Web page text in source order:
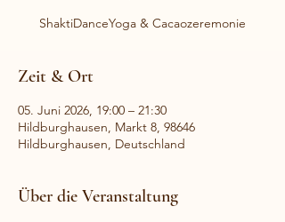
ShaktiDanceYoga & Cacaozeremonie
Zeit & Ort
05. Juni 2026, 19:00 – 21:30
Hildburghausen, Markt 8, 98646
Hildburghausen, Deutschland
Über die Veranstaltung